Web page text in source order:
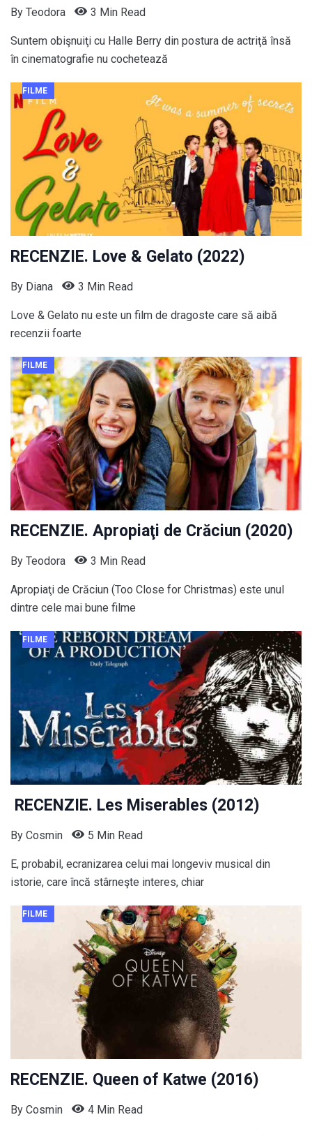
By Teodora 3 Min Read
Suntem obişnuiţi cu Halle Berry din postura de actriţă însă
în cinematografie nu cochetează
FILME
RECENZIE. Love & Gelato (2022)
By Diana 3 Min Read
Love & Gelato nu este un film de dragoste care să aibă
recenzii foarte
FILME
RECENZIE. Apropiaţi de Crăciun (2020)
By Teodora 3 Min Read
Apropiaţi de Crăciun (Too Close for Christmas) este unul
dintre cele mai bune filme
FILME
RECENZIE. Les Miserables (2012)
By Cosmin 5 Min Read
E, probabil, ecranizarea celui mai longeviv musical din
istorie, care încă stârneşte interes, chiar
FILME
RECENZIE. Queen of Katwe (2016)
By Cosmin 4 Min Read